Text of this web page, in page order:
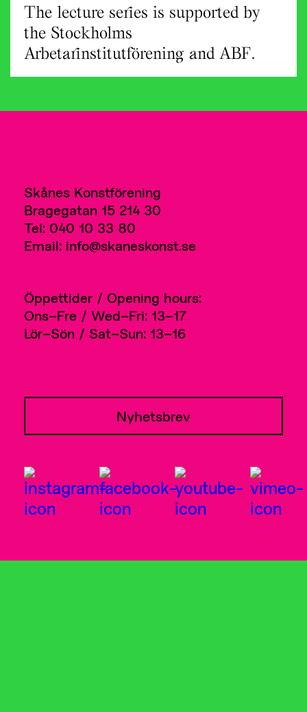
The lecture series is supported by
the Stockholms
Arbetarinstitutförening and ABF.
Skånes Konstförening
Bragegatan 15 214 30
Tel: 040 10 33 80
Email: info@skaneskonst.se
Öppettider / Opening hours:
Ons–Fre / Wed–Fri: 13–17
Lör–Sön / Sat–Sun: 13–16
Nyhetsbrev